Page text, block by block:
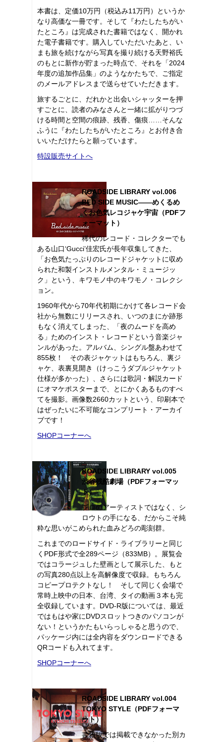
本書は、定価10万円（税込み11万円）というか
なり高価な一冊です。そして『わたしたちがい
たところ』は完成された書籍ではなく、開かれ
た電子書籍です。購入していただいたあと、い
まも旅を続けながら写真を撮り続ける天野裕氏
のもとに新作が貯まった時点で、それを「2024
年度の追加作品集」のようなかたちで、ご指定
のメールアドレスまで送らせていただきます。
旅するごとに、だれかと出会いシャッターを押
すごとに、読者のみなさんと一緒に拡がりつづ
ける時間と空間の痕跡、残香、傷痕……そんな
ふうに『わたしたちがいたところ』とお付き合
いいただけたらと願っています。
特設販売サイトへ
ROADSIDE LIBRARY vol.006
BED SIDE MUSIC――めくるめ
くお色気レコジャケ宇宙（PDFフ
ォーマット）
稀代のレコード・コレクターでも
ある山口‘Gucci’佳宏氏が長年収集してきた、
「お色気たっぷりのレコードジャケットに収め
られた和製インストルメンタル・ミュージッ
ク」という、キワモノ中のキワモノ・コレクシ
ョン。
1960年代から70年代初期にかけて各レコード会
社から無数にリリースされ、いつのまにか跡形
もなく消えてしまった、「夜のムードを高め
る」ためのインスト・レコードという音楽ジャ
ンルがあった。アルバム、シングル盤あわせて
855枚！ その表ジャケットはもちろん、裏ジ
ャケ、表裏見開き（けっこうダブルジャケット
仕様が多かった）、さらには歌詞・解説カード
にオマケポスターまで、とにかくあるものすべ
てを撮影。画像数2660カットという、印刷本で
はぜったいに不可能なコンプリート・アーカイ
ブです！
SHOPコーナーへ
ROADSIDE LIBRARY vol.005
渋谷残酷劇場（PDFフォーマッ
ト）
プロのアーティストではなく、シ
ロウトの手になる、だからこそ純
粋な思いがこめられた血みどろの彫刻群。
これまでのロードサイド・ライブラリーと同じ
くPDF形式で全289ページ（833MB）。展覧会
ではコラージュした壁画として展示した、もと
の写真280点以上を高解像度で収録。もちろん
コピープロテクトなし！ そして同じく会場で
常時上映中の日本、台湾、タイの動画３本も完
全収録しています。DVD-R版については、最近
ではもはや家にDVDスロットつきのパソコンが
ない！というかたもいらっしゃると思うので、
パッケージ内には全内容をダウンロードできる
QRコードも入れてます。
SHOPコーナーへ
ROADSIDE LIBRARY vol.004
TOKYO STYLE（PDFフォーマ
ット）
書籍版では掲載できなかった別カ